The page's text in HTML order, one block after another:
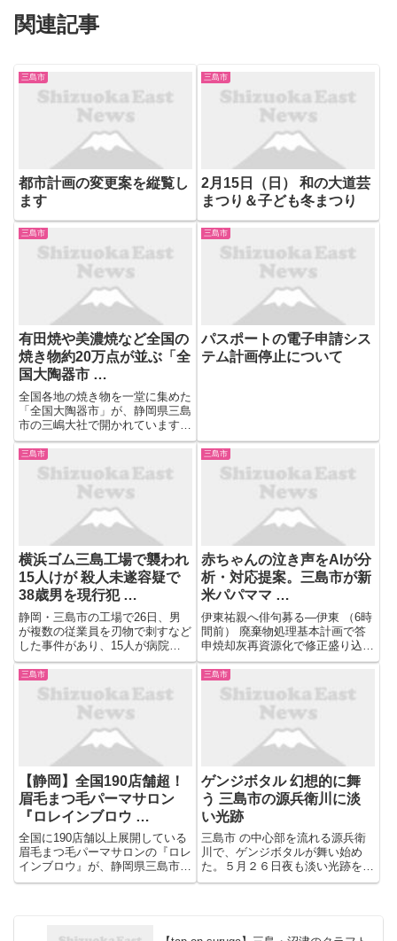
関連記事
三島市
都市計画の変更案を縦覧し
ます
三島市
2月15日（日） 和の大道芸
まつり＆子ども冬まつり
三島市
有田焼や美濃焼など全国の
焼き物約20万点が並ぶ「全
国大陶器市 …
全国各地の焼き物を一堂に集めた
「全国大陶器市」が、静岡県三島
市の三嶋大社で開かれています。
【写真を見る】有田焼や美濃焼な
ど全国の焼き物約20万点が並ぶ
「全国大陶器市」開催＝静岡・三
島市 2月21日から三嶋大社で始ま
った「全国大陶器市」では...
三島市
パスポートの電子申請シス
テム計画停止について
三島市
横浜ゴム三島工場で襲われ
15人けが 殺人未遂容疑で
38歳男を現行犯 …
静岡・三島市の工場で26日、男
が複数の従業員を刃物で刺すなど
した事件があり、15人が病院に
運ばれました。 男は現場で現行
犯逮捕されています。 26日午後4
時半ごろ、静岡・三島市にある横
浜ゴム三島工場の関係者から「5
～6人が刺されたスプレー液...
三島市
赤ちゃんの泣き声をAIが分
析・対応提案。三島市が新
米パパママ …
伊東祐親へ俳句募る―伊東 （6時
間前） 廃棄物処理基本計画で答
申焼却灰再資源化で修正盛り込む
―伊東市 （6時間前） 大寒波に
初の災害反省会 広域情報発信に
意見―伊東市 （6時間前） 伊豆
市異動 主幹級以下 （6時間前）
体験発表で後輩らにア...
三島市
【静岡】全国190店舗超！
眉毛まつ毛パーマサロン
『ロレインブロウ …
全国に190店舗以上展開している
眉毛まつ毛パーマサロンの『ロレ
インブロウ』が、静岡県三島市に
新店舗である「ロレインブロウ
役：東 将大）が運営する、...
三島市
ゲンジボタル 幻想的に舞
う 三島市の源兵衛川に淡
い光跡
三島市 の中心部を流れる源兵衛
川で、ゲンジボタルが舞い始め
た。５月２６日夜も淡い光跡を描
きながら川面を飛び交い、水辺の